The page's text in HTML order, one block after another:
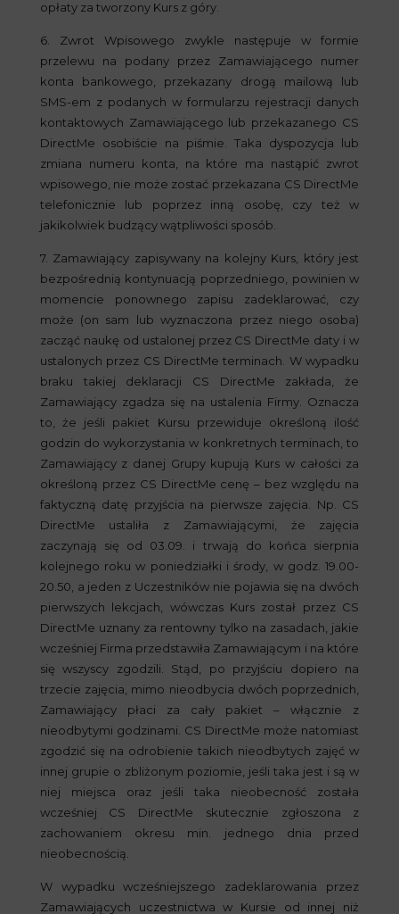
opłaty za tworzony Kurs z góry.
6. Zwrot Wpisowego zwykle następuje w formie
przelewu na podany przez Zamawiającego numer
konta bankowego, przekazany drogą mailową lub
SMS-em z podanych w formularzu rejestracji danych
kontaktowych Zamawiającego lub przekazanego CS
DirectMe osobiście na piśmie. Taka dyspozycja lub
zmiana numeru konta, na które ma nastąpić zwrot
wpisowego, nie może zostać przekazana CS DirectMe
telefonicznie lub poprzez inną osobę, czy też w
jakikolwiek budzący wątpliwości sposób.
7. Zamawiający zapisywany na kolejny Kurs, który jest
bezpośrednią kontynuacją poprzedniego, powinien w
momencie ponownego zapisu zadeklarować, czy
może (on sam lub wyznaczona przez niego osoba)
zacząć naukę od ustalonej przez CS DirectMe daty i w
ustalonych przez CS DirectMe terminach. W wypadku
braku takiej deklaracji CS DirectMe zakłada, że
Zamawiający zgadza się na ustalenia Firmy. Oznacza
to, że jeśli pakiet Kursu przewiduje określoną ilość
godzin do wykorzystania w konkretnych terminach, to
Zamawiający z danej Grupy kupują Kurs w całości za
określoną przez CS DirectMe cenę – bez względu na
faktyczną datę przyjścia na pierwsze zajęcia. Np. CS
DirectMe ustaliła z Zamawiającymi, że zajęcia
zaczynają się od 03.09. i trwają do końca sierpnia
kolejnego roku w poniedziałki i środy, w godz. 19.00-
20.50, a jeden z Uczestników nie pojawia się na dwóch
pierwszych lekcjach, wówczas Kurs został przez CS
DirectMe uznany za rentowny tylko na zasadach, jakie
wcześniej Firma przedstawiła Zamawiającym i na które
się wszyscy zgodzili. Stąd, po przyjściu dopiero na
trzecie zajęcia, mimo nieodbycia dwóch poprzednich,
Zamawiający płaci za cały pakiet – włącznie z
nieodbytymi godzinami. CS DirectMe może natomiast
zgodzić się na odrobienie takich nieodbytych zajęć w
innej grupie o zbliżonym poziomie, jeśli taka jest i są w
niej miejsca oraz jeśli taka nieobecność została
wcześniej CS DirectMe skutecznie zgłoszona z
zachowaniem okresu min. jednego dnia przed
nieobecnością.
W wypadku wcześniejszego zadeklarowania przez
Zamawiających uczestnictwa w Kursie od innej niż